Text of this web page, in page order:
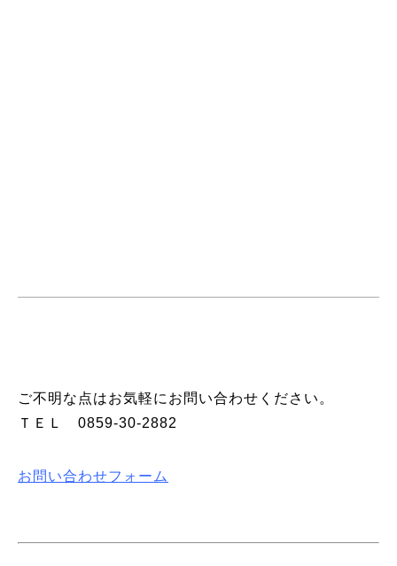
ご不明な点はお気軽にお問い合わせください。
ＴＥＬ 0859-30-2882
お問い合わせフォーム